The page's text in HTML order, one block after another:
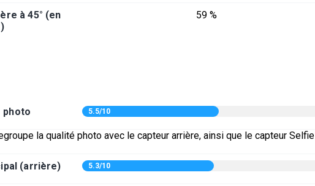
à 45° (en
59 %
photo 5.5/10
la qualité photo avec le capteur arrière, ainsi que le capteur Selfie
(arrière) 5.3/10